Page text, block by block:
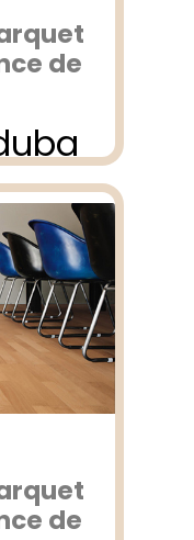
de
de